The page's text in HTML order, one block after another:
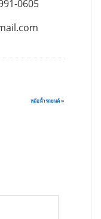
0605
หม้อน้ำรถยนต์ »